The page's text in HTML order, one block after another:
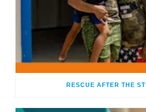
RESCUE AFTER THE